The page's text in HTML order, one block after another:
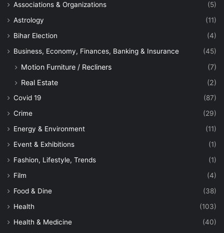
Associations & Organizations
(5)
Astrology
(11)
Bihar Election
(4)
Business, Economy, Finances, Banking & Insurance
(45)
Motion Furniture / Recliners
(7)
Real Estate
(2)
Covid 19
(87)
Crime
(29)
Energy & Environment
(11)
Event & Exhibitions
(1)
Fashion, Lifestyle, Trends
(1)
Film
(4)
Food & Dine
(38)
Health
(103)
Health & Medicine
(40)